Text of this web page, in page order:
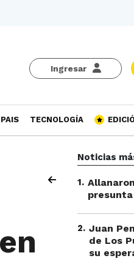
Ingresar
PAIS TECNOLOGÍA
Noticias
1.
2. Juan
de Los
su